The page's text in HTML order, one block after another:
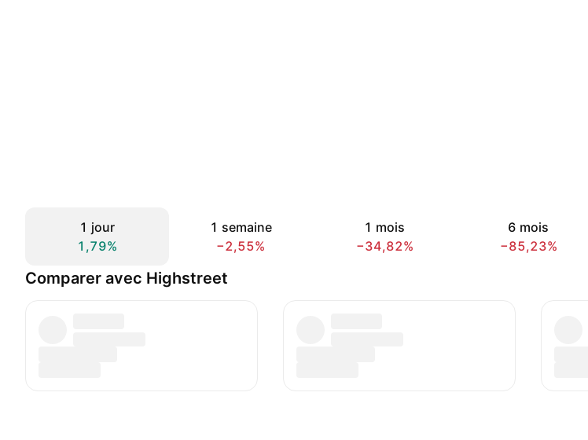
1 jour
1,79%
1 semaine
−2,55%
1 mois
−34,82%
6 mois
−85,23%
Comparer avec Highstreet